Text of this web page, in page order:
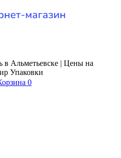
в Альметьевске | Цены на
Упаковки
0